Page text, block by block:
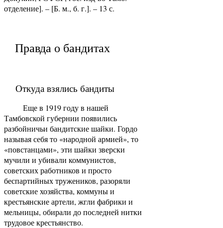
отделение]. – [Б. м., б. г.]. – 13 с.
Правда о бандитах
Откуда взялись бандиты
Еще в 1919 году в нашей
Тамбовской губернии появились
разбойничьи бандитские шайки. Гордо
называя себя то «народной армией», то
«повстанцами», эти шайки зверски
мучили и убивали коммунистов,
советских работников и просто
беспартийных тружеников, разоряли
советские хозяйства, коммуны и
крестьянские артели, жгли фабрики и
мельницы, обирали до последней нитки
трудовое крестьянство.